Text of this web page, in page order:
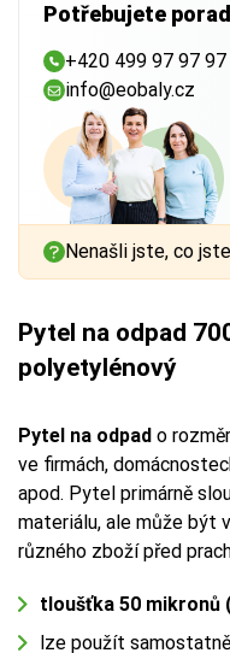
Potřebujete
+420 499 97 97 97
info@eobaly.cz
Nenašli jste, co
Pytel na odpad
polyetylénový
Pytel na odpad o
ve firmách,
apod. Pytel primárně
materiálu, ale může být
různého zboží před
tloušťka 50 mikronů
lze použít